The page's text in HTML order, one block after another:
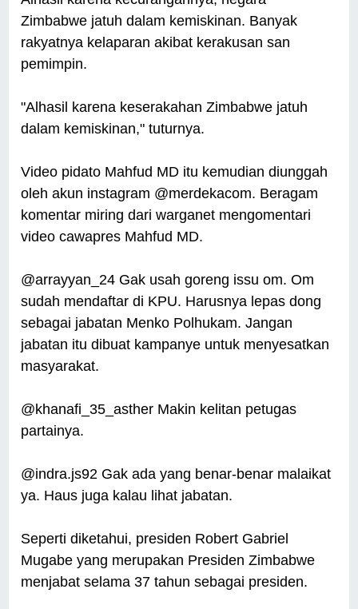
Zimbabwe jatuh dalam kemiskinan. Banyak
rakyatnya kelaparan akibat kerakusan san
pemimpin.
"Alhasil karena keserakahan Zimbabwe jatuh
dalam kemiskinan," tuturnya.
Video pidato Mahfud MD itu kemudian diunggah
oleh akun instagram @merdekacom. Beragam
komentar miring dari warganet mengomentari
video cawapres Mahfud MD.
@arrayyan_24 Gak usah goreng issu om. Om
sudah mendaftar di KPU. Harusnya lepas dong
sebagai jabatan Menko Polhukam. Jangan
jabatan itu dibuat kampanye untuk menyesatkan
masyarakat.
@khanafi_35_asther Makin kelitan petugas
partainya.
@indra.js92 Gak ada yang benar-benar malaikat
ya. Haus juga kalau lihat jabatan.
Seperti diketahui, presiden Robert Gabriel
Mugabe yang merupakan Presiden Zimbabwe
menjabat selama 37 tahun sebagai presiden.